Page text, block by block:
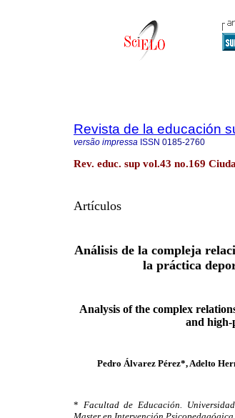
Revista de la educación
versão impressa ISSN 0185-2760
Rev. educ. sup vol.43 no.169
Artículos
Análisis de la compleja
la práctica
Analysis of the complex
and high-
Pedro Álvarez Pérez*, Adelto
* Facultad de Educación.